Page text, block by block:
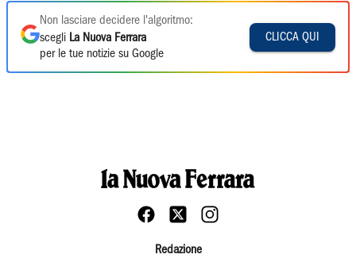
Non lasciare decidere l'algoritmo:
scegli La Nuova Ferrara
per le tue notizie su Google
CLICCA QUI
Redazione